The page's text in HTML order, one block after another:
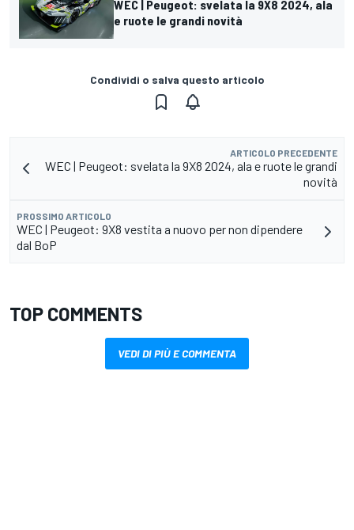
WEC | Peugeot: svelata la 9X8 2024, ala
e ruote le grandi novità
Condividi o salva questo articolo
ARTICOLO PRECEDENTE
WEC | Peugeot: svelata la 9X8 2024, ala e ruote le grandi
novità
PROSSIMO ARTICOLO
WEC | Peugeot: 9X8 vestita a nuovo per non dipendere
dal BoP
TOP COMMENTS
VEDI DI PIÙ E COMMENTA